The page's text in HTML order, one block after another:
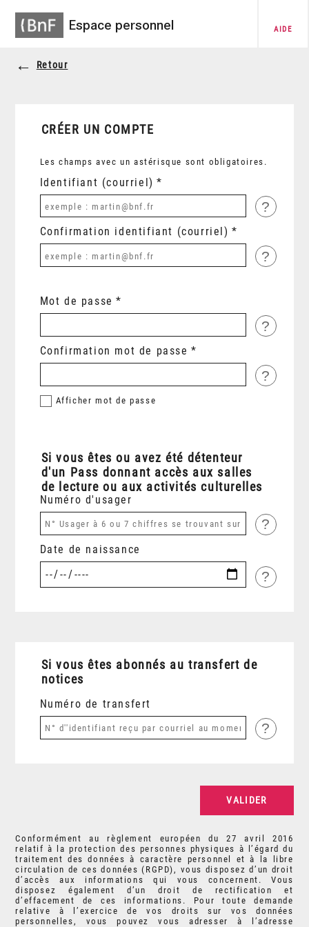
Espace personnel AIDE
Retour
CRÉER UN COMPTE
Les champs avec un astérisque sont obligatoires.
Identifiant (courriel)
?
Confirmation identifiant (courriel)
?
Mot de passe
?
Confirmation mot de passe
?
Afficher mot de passe
Si vous êtes ou avez été détenteur
d'un Pass donnant accès aux salles
de lecture ou aux activités culturelles
Numéro d'usager
?
Date de naissance
?
Si vous êtes abonnés au transfert de
notices
Numéro de transfert
?
Conformément au règlement européen du 27 avril 2016
relatif à la protection des personnes physiques à l’égard du
traitement des données à caractère personnel et à la libre
circulation de ces données (RGPD), vous disposez d’un droit
d’accès aux informations qui vous concernent. Vous
disposez également d’un droit de rectification et
d’effacement de ces informations. Pour toute demande
relative à l’exercice de vos droits sur vos données
personnelles, vous pouvez vous adresser à l’adresse